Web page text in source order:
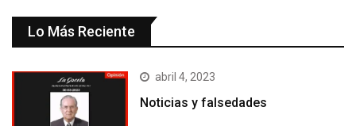
Lo Más Reciente
abril 4, 2023
Noticias y falsedades